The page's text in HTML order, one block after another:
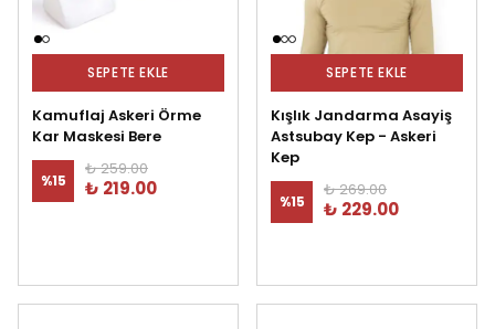
SEPETE EKLE
Kamuflaj Askeri Örme
Kar Maskesi Bere
%15
₺ 259.00
₺ 219.00
SEPETE EKLE
Kışlık Jandarma Asayiş
Astsubay Kep - Askeri
Kep
%15
₺ 269.00
₺ 229.00